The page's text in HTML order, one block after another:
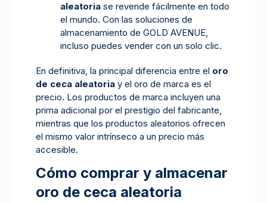
aleatoria se revende fácilmente en todo
el mundo. Con las soluciones de
almacenamiento de GOLD AVENUE,
incluso puedes vender con un solo clic.
En definitiva, la principal diferencia entre el oro
de ceca aleatoria y el oro de marca es el
precio. Los productos de marca incluyen una
prima adicional por el prestigio del fabricante,
mientras que los productos aleatorios ofrecen
el mismo valor intrínseco a un precio más
accesible.
Cómo comprar y almacenar
oro de ceca aleatoria